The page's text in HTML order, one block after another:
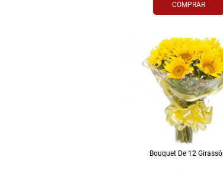
COMPRAR
Bouquet De 12